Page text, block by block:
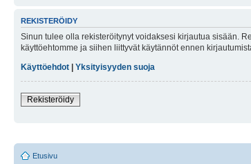
REKISTERÖIDY
Sinun tulee olla rekisteröitynyt voidaksesi kirjautua sisään.
käyttöehtomme ja siihen liittyvät käytännöt ennen
Käyttöehdot
Yksityisyyden suoja
Rekisteröidy
Etusivu